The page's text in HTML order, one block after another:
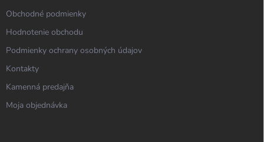
Obchodné podmienky
Hodnotenie obchodu
Podmienky ochrany osobných údajov
Kontakty
Kamenná predajňa
Moja objednávka